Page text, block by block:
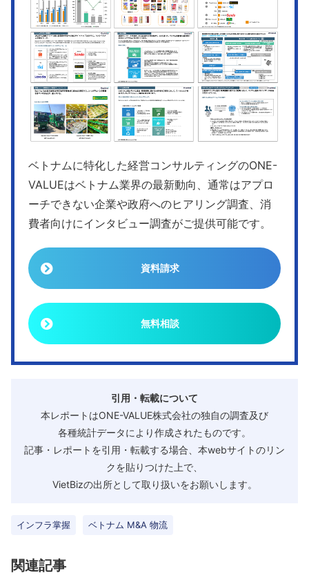
ベトナムに特化した経営コンサルティングのONE-
VALUEはベトナム業界の最新動向、通常はアプロ
ーチできない企業や政府へのヒアリング調査、消
費者向けにインタビュー調査がご提供可能です。
資料請求
無料相談
引用・転載について
本レポートはONE-VALUE株式会社の独自の調査及び
各種統計データにより作成されたものです。
記事・レポートを引用・転載する場合、本webサイトのリン
クを貼りつけた上で、
VietBizの出所として取り扱いをお願いします。
インフラ掌握 ベトナム M&A 物流
関連記事